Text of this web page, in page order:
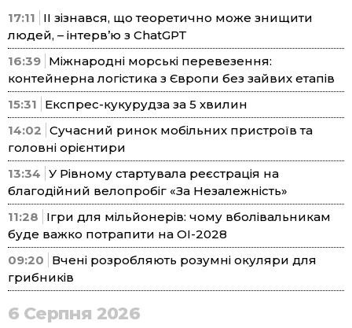
17:11
ІІ зізнався, що теоретично може знищити
людей, – інтерв’ю з ChatGPT
16:39 Міжнародні морські перевезення:
контейнерна логістика з Європи без зайвих етапів
15:31
Експрес-кукурудза за 5 хвилин
14:02 Сучасний ринок мобільних пристроїв та
головні орієнтири
13:34 У Рівному стартувала реєстрація на
благодійний велопробіг «За Незалежність»
11:28
Ігри для мільйонерів: чому вболівальникам
буде важко потрапити на ОІ-2028
09:20
Вчені розробляють розумні окуляри для
грибників
6 Серпня 2026